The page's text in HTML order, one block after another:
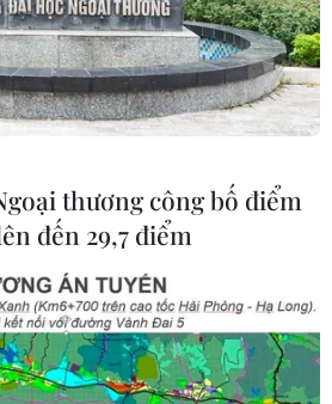
thương công bố điểm
đến 29,7 điểm